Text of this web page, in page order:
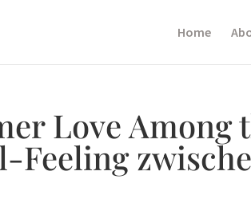
Home
Love Among
Feeling